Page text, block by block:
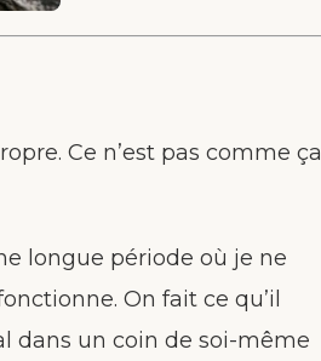
Ce n’est pas comme ça
longue période où je ne
On fait ce qu’il
dans un coin de soi-même